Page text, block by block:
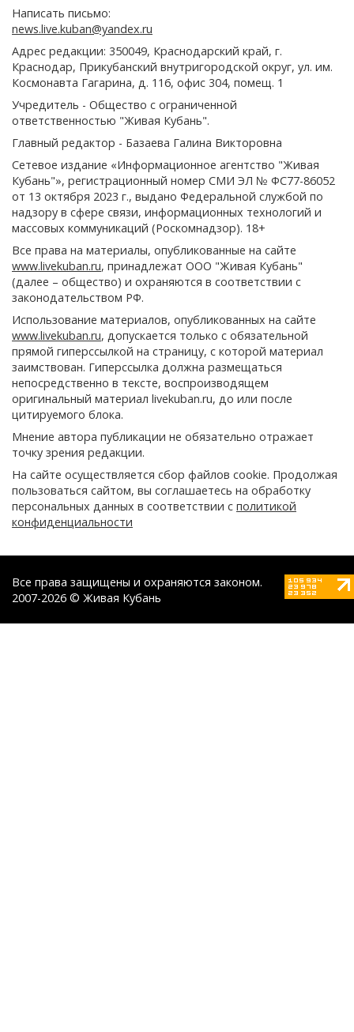
Написать письмо:
news.live.kuban@yandex.ru
Адрес редакции: 350049, Краснодарский край, г.
Краснодар, Прикубанский внутригородской округ, ул. им.
Космонавта Гагарина, д. 116, офис 304, помещ. 1
Учредитель - Общество с ограниченной
ответственностью "Живая Кубань".
Главный редактор - Базаева Галина Викторовна
Сетевое издание «Информационное агентство "Живая
Кубань"», регистрационный номер СМИ ЭЛ № ФС77-86052
от 13 октября 2023 г., выдано Федеральной службой по
надзору в сфере связи, информационных технологий и
массовых коммуникаций (Роскомнадзор). 18+
Все права на материалы, опубликованные на сайте
www.livekuban.ru, принадлежат ООО "Живая Кубань"
(далее – общество) и охраняются в соответствии с
законодательством РФ.
Использование материалов, опубликованных на сайте
www.livekuban.ru, допускается только с обязательной
прямой гиперссылкой на страницу, с которой материал
заимствован. Гиперссылка должна размещаться
непосредственно в тексте, воспроизводящем
оригинальный материал livekuban.ru, до или после
цитируемого блока.
Мнение автора публикации не обязательно отражает
точку зрения редакции.
На сайте осуществляется сбор файлов cookie. Продолжая
пользоваться сайтом, вы соглашаетесь на обработку
персональных данных в соответствии с политикой
конфиденциальности
Все права защищены и охраняются законом.
2007-2026 © Живая Кубань